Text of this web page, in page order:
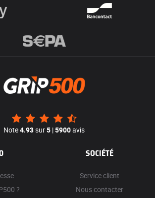
Note4.93sur5 |5900avis
?
SOCIÉTÉ
Service client
Nous contacter